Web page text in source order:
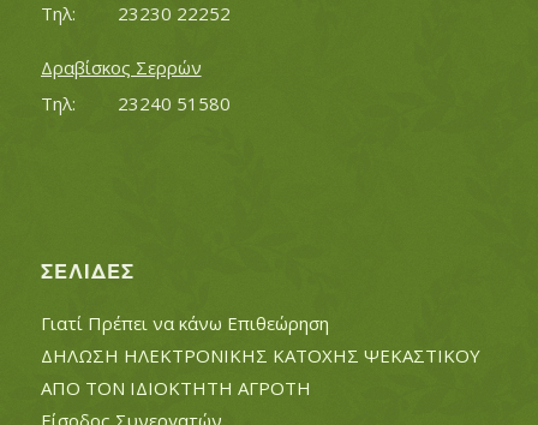
Τηλ:		23230 22252
Δραβίσκος Σερρών
Τηλ:		23240 51580
ΣΕΛΊΔΕΣ
Γιατί Πρέπει να κάνω Επιθεώρηση
ΔΗΛΩΣΗ ΗΛΕΚΤΡΟΝΙΚΗΣ ΚΑΤΟΧΗΣ ΨΕΚΑΣΤΙΚΟΥ
ΑΠΟ ΤΟΝ ΙΔΙΟΚΤΗΤΗ ΑΓΡΟΤΗ